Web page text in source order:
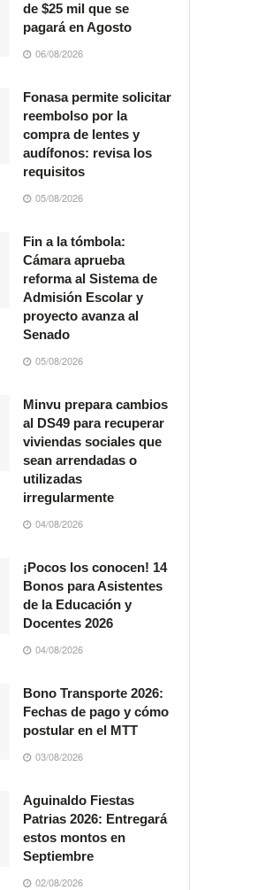
de $25 mil que se
pagará en Agosto
06/08/2026
Fonasa permite solicitar
reembolso por la
compra de lentes y
audífonos: revisa los
requisitos
05/08/2026
Fin a la tómbola:
Cámara aprueba
reforma al Sistema de
Admisión Escolar y
proyecto avanza al
Senado
05/08/2026
Minvu prepara cambios
al DS49 para recuperar
viviendas sociales que
sean arrendadas o
utilizadas
irregularmente
04/08/2026
¡Pocos los conocen! 14
Bonos para Asistentes
de la Educación y
Docentes 2026
04/08/2026
Bono Transporte 2026:
Fechas de pago y cómo
postular en el MTT
03/08/2026
Aguinaldo Fiestas
Patrias 2026: Entregará
estos montos en
Septiembre
02/08/2026